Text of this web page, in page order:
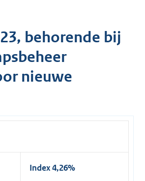
behorende bij
nieuwe
Index 4,26%